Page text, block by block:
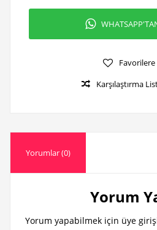
Favorilere
Karşılaştırma
Yorumlar (0)
Yorum
Yorum yapabilmek için üye